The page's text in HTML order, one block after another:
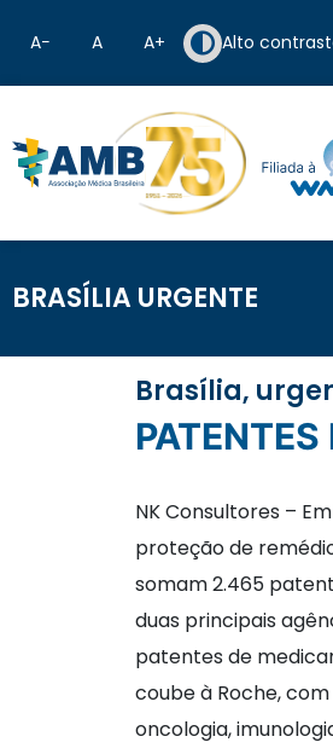
A− A A+ Alto
BRASÍLIA URGENTE
Brasília,
NK Consultores –
proteção de
somam 2.465
duas principais
patentes de
coube à Roche,
oncologia,